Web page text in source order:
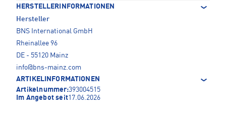
HERSTELLERINFORMATIONEN
Hersteller
BNS International GmbH
Rheinallee 96
DE - 55120 Mainz
info@bns-mainz.com
ARTIKELINFORMATIONEN
Artikelnummer:393004515
Im Angebot seit17.06.2026